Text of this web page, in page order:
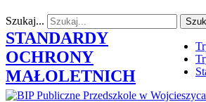
Szukaj...
STANDARDY
OCHRONY
MAŁOLETNICH